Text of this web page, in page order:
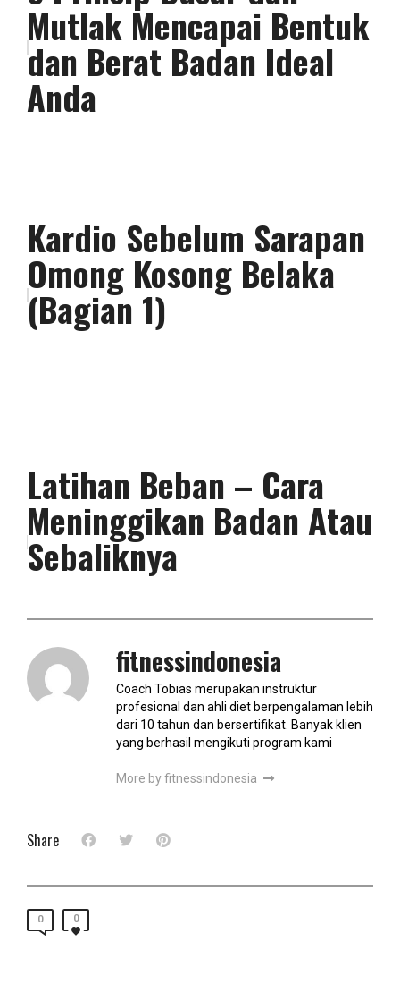
Mutlak Mencapai Bentuk
dan Berat Badan Ideal
Anda
Kardio Sebelum Sarapan
Omong Kosong Belaka
(Bagian 1)
Latihan Beban – Cara
Meninggikan Badan Atau
Sebaliknya
fitnessindonesia
Coach Tobias merupakan instruktur
profesional dan ahli diet berpengalaman lebih
dari 10 tahun dan bersertifikat. Banyak klien
yang berhasil mengikuti program kami
More by fitnessindonesia
Share
0 0